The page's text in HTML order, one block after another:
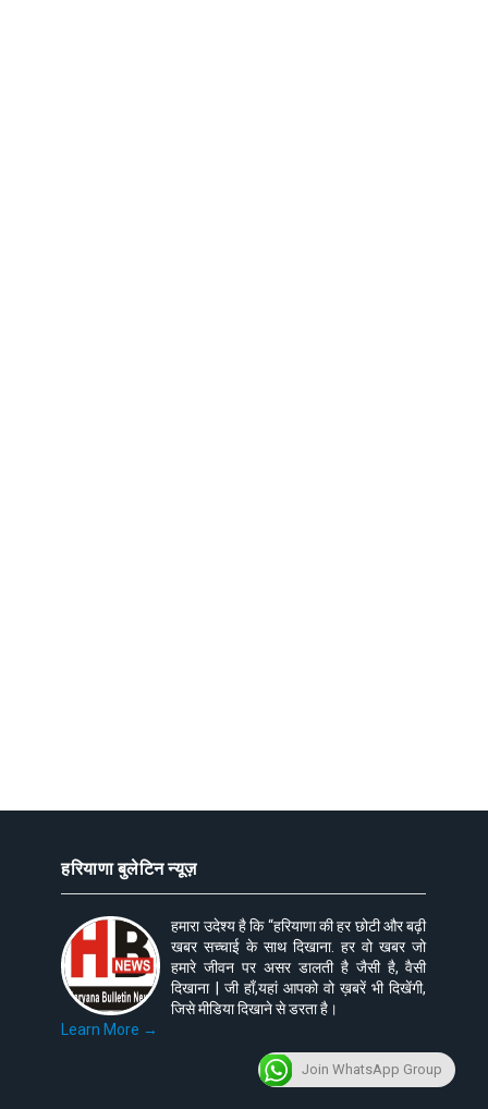
हरियाणा बुलेटिन न्यूज़
हमारा उदेश्य है कि “हरियाणा की हर छोटी और बढ़ी
खबर सच्चाई के साथ दिखाना. हर वो खबर जो
हमारे जीवन पर असर डालती है जैसी है, वैसी
दिखाना | जी हाँ,यहां आपको वो ख़बरें भी दिखेंगी,
जिसे मीडिया दिखाने से डरता है।
Learn More →
Join WhatsApp Group